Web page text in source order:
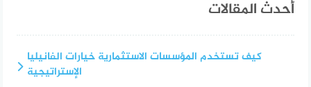
أحدث المقالات
كيف تستخدم المؤسسات الاستثمارية خيارات الفانيليا
الإستراتيجية